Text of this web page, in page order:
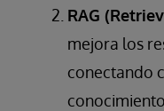
RAG
mejora los
conectando
conocimiento.